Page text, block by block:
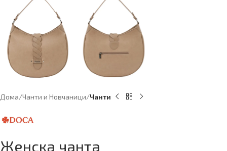
Дома Чанти и Новчаници Чанти
Женска чанта